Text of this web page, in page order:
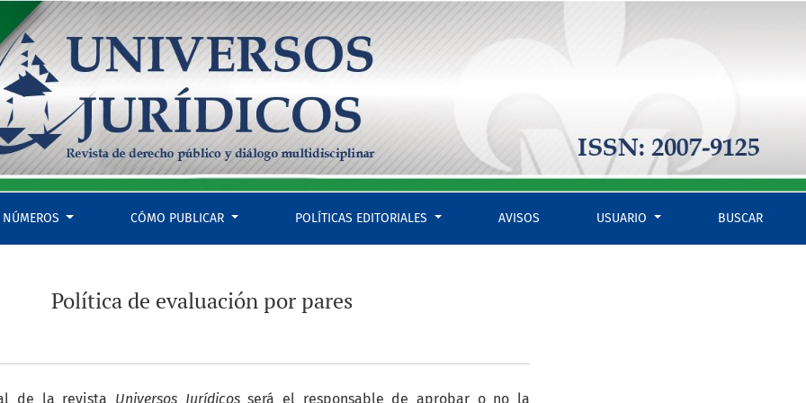
NÚMEROS CÓMO PUBLICAR POLÍTICAS EDITORIALES AVISOS USUARIO BUSCAR
Política de evaluación por pares
de la revista Universos Jurídicosserá el responsable de aprobar o no la